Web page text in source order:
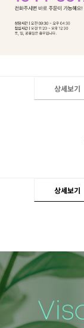
상세보기
상세보기